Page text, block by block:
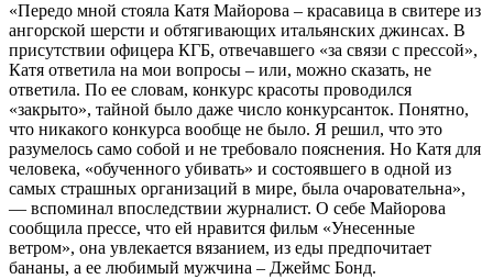
«Передо мной стояла Катя Майорова – красавица в свитере из
ангорской шерсти и обтягивающих итальянских джинсах. В
присутствии офицера КГБ, отвечавшего «за связи с прессой»,
Катя ответила на мои вопросы – или, можно сказать, не
ответила. По ее словам, конкурс красоты проводился
«закрыто», тайной было даже число конкурсанток. Понятно,
что никакого конкурса вообще не было. Я решил, что это
разумелось само собой и не требовало пояснения. Но Катя для
человека, «обученного убивать» и состоявшего в одной из
самых страшных организаций в мире, была очаровательна»,
— вспоминал впоследствии журналист. О себе Майорова
сообщила прессе, что ей нравится фильм «Унесенные
ветром», она увлекается вязанием, из еды предпочитает
бананы, а ее любимый мужчина – Джеймс Бонд.